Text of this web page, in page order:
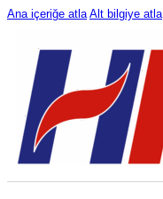
Ana içeriğe atla Alt bilgiye atla